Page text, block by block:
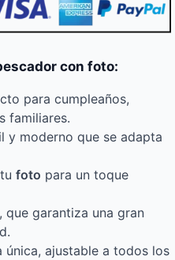
con foto:
para cumpleaños,
familiares.
y moderno que se adapta
foto para un toque
que garantiza una gran
única, ajustable a todos los